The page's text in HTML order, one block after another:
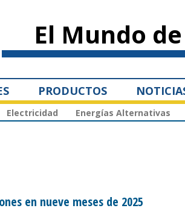
principal
El Mundo
PRODUCTOS
Electricidad Energías Alternativas
en nueve meses de 2025